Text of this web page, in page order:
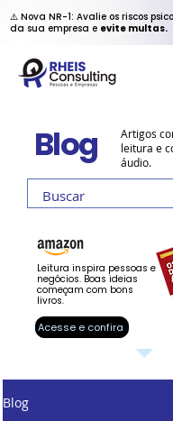
⚠️ Nova NR-1: Avalie os riscos
da sua empresa e evite multas.
Blog
Artigos
leitura e
áudio.
Leitura inspira pessoas e
negócios. Boas ideias
começam com bons
livros.
Acesse e confira
Blog